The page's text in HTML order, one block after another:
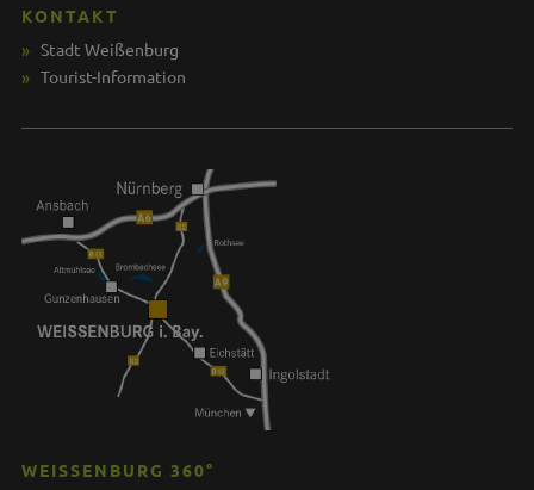
KONTAKT
Stadt Weißenburg
Tourist-Information
WEISSENBURG 360°